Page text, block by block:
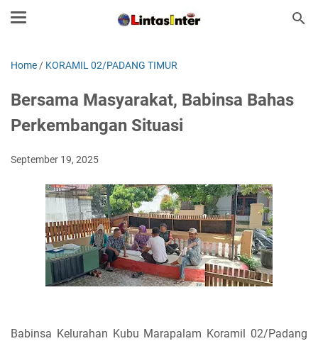
Home / KORAMIL 02/PADANG TIMUR
Bersama Masyarakat, Babinsa Bahas
Perkembangan Situasi
September 19, 2025
Babinsa Kelurahan Kubu Marapalam Koramil 02/Padang